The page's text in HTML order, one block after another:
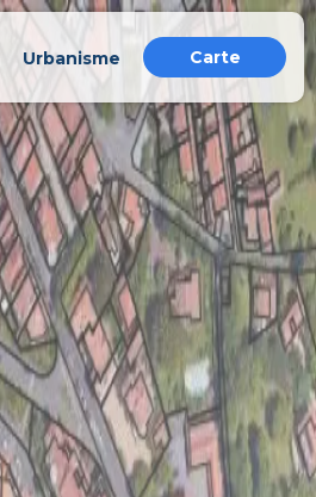
Urbanisme Carte